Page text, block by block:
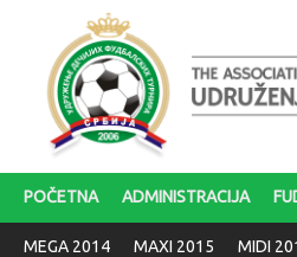
POČETNA ADMINISTRACIJA
MEGA 2014 MAXI 2015 MIDI